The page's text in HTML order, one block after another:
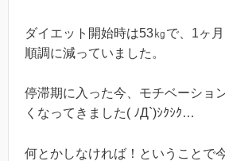
ダイエット開始時は53㎏で、1ヶ
順調に減っていました。
停滞期に入った今、モチベーショ
くなってきました( ﾉД`)ｼｸｼｸ…
何とかしなければ！ということで